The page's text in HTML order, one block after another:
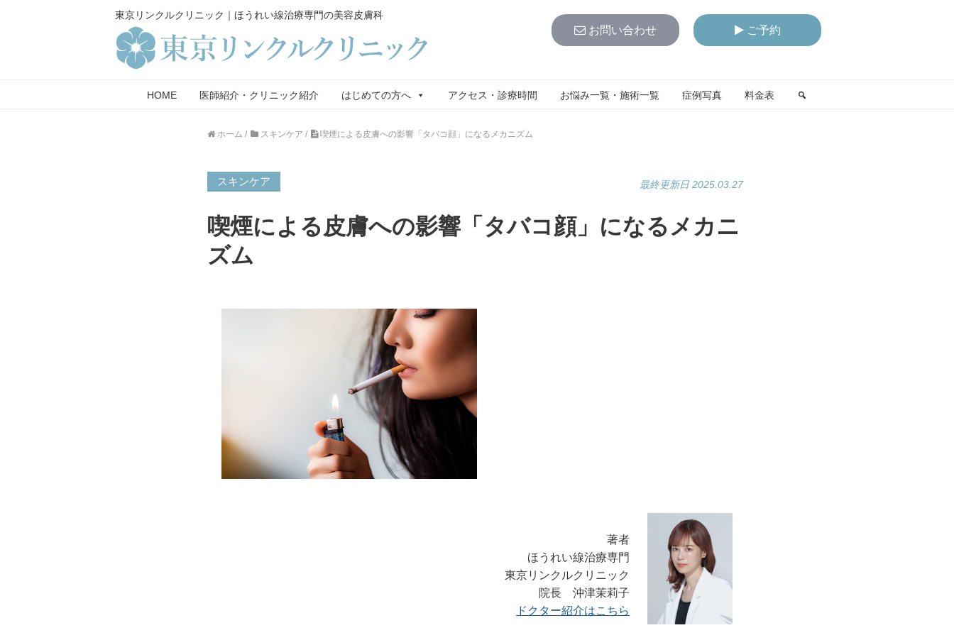
東京リンクルクリニック｜ほうれい線治療専門の美容皮膚科
お問い合わせ ご予約
HOME 医師紹介・クリニック紹介 はじめての方へ アクセス・診療時間 お悩み一覧・施術一覧 症例写真 料金表
ホーム / スキンケア / 喫煙による皮膚への影響「タバコ顔」になるメカニズム
スキンケア 最終更新日 2025.03.27
喫煙による皮膚への影響「タバコ顔」になるメカニ
ズム
著者
ほうれい線治療専門
東京リンクルクリニック
院長 沖津茉莉子
ドクター紹介はこちら